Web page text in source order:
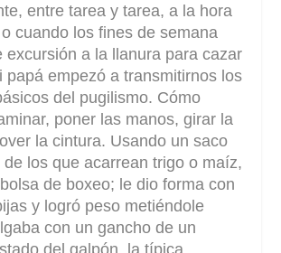
entre tarea y tarea, a la hora
cuando los fines de semana
excursión a la llanura para cazar
papá empezó a transmitirnos los
del pugilismo. Cómo
poner las manos, girar la
la cintura. Usando un saco
los que acarrean trigo o maíz,
de boxeo; le dio forma con
y logró peso metiéndole
con un gancho de un
del galpón, la típica